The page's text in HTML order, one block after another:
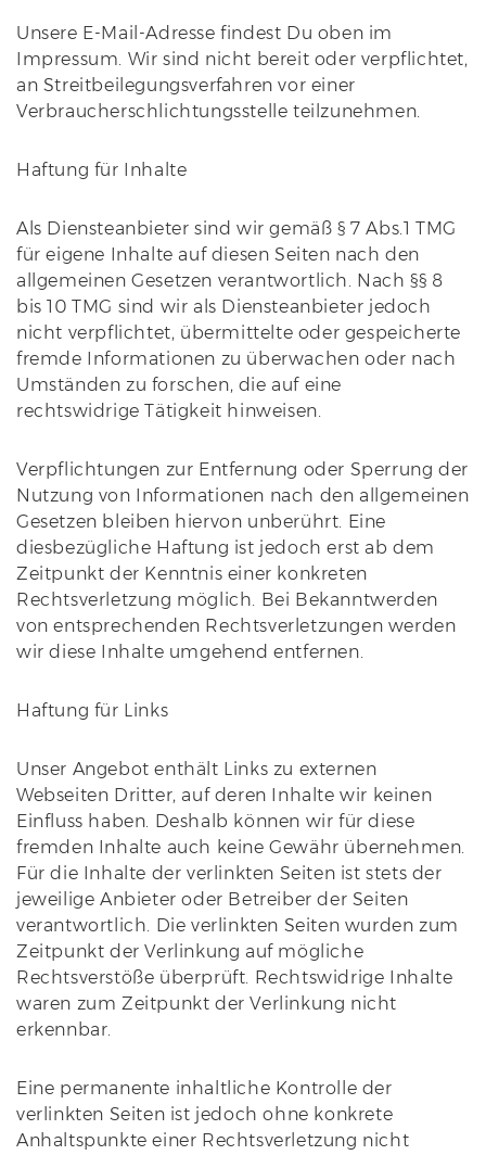
Unsere E-Mail-Adresse findest Du oben im
Impressum. Wir sind nicht bereit oder verpflichtet,
an Streitbeilegungsverfahren vor einer
Verbraucherschlichtungsstelle teilzunehmen.
Haftung für Inhalte
Als Diensteanbieter sind wir gemäß § 7 Abs.1 TMG
für eigene Inhalte auf diesen Seiten nach den
allgemeinen Gesetzen verantwortlich. Nach §§ 8
bis 10 TMG sind wir als Diensteanbieter jedoch
nicht verpflichtet, übermittelte oder gespeicherte
fremde Informationen zu überwachen oder nach
Umständen zu forschen, die auf eine
rechtswidrige Tätigkeit hinweisen.
Verpflichtungen zur Entfernung oder Sperrung der
Nutzung von Informationen nach den allgemeinen
Gesetzen bleiben hiervon unberührt. Eine
diesbezügliche Haftung ist jedoch erst ab dem
Zeitpunkt der Kenntnis einer konkreten
Rechtsverletzung möglich. Bei Bekanntwerden
von entsprechenden Rechtsverletzungen werden
wir diese Inhalte umgehend entfernen.
Haftung für Links
Unser Angebot enthält Links zu externen
Webseiten Dritter, auf deren Inhalte wir keinen
Einfluss haben. Deshalb können wir für diese
fremden Inhalte auch keine Gewähr übernehmen.
Für die Inhalte der verlinkten Seiten ist stets der
jeweilige Anbieter oder Betreiber der Seiten
verantwortlich. Die verlinkten Seiten wurden zum
Zeitpunkt der Verlinkung auf mögliche
Rechtsverstöße überprüft. Rechtswidrige Inhalte
waren zum Zeitpunkt der Verlinkung nicht
erkennbar.
Eine permanente inhaltliche Kontrolle der
verlinkten Seiten ist jedoch ohne konkrete
Anhaltspunkte einer Rechtsverletzung nicht